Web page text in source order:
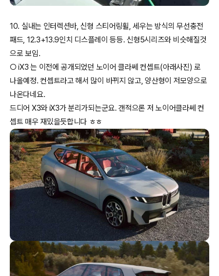
10. 실내는 인터렉션바, 신형 스티어링휠, 세우는 방식의 무선충전
패드, 12.3+13.9인치 디스플레이 등등. 신형5시리즈와 비슷해질것
으로 보임.
○ iX3 는 이전에 공개되었던 노이어 클라쎄 컨셉트(아래사진) 로
나올예정. 컨셉트라고 해서 많이 바뀌지 않고, 양산형이 저모양으로
나온다네요.
드디어 X3와 iX3가 분리가되는군요. 갠적으론 저 노이어클라쎄 컨
셉트 매우 재밌을듯합니다 ㅎㅎ